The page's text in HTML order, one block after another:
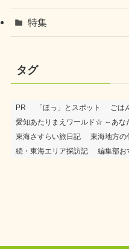
特集
タグ
PR 「ほっ」とスポット ごは
愛知あたりまえワールド☆ ～あな
東海さすらい旅日記
東海地方の
続・東海エリア探訪記
編集部お